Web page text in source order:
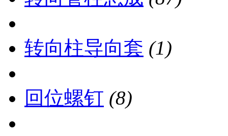
转向柱导向套 (1)
回位螺钉 (8)